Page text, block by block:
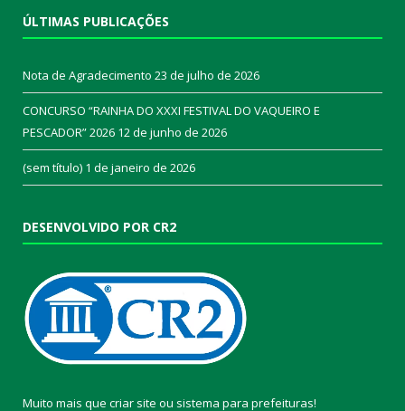
ÚLTIMAS PUBLICAÇÕES
Nota de Agradecimento 23 de julho de 2026
CONCURSO “RAINHA DO XXXI FESTIVAL DO VAQUEIRO E
PESCADOR” 2026 12 de junho de 2026
(sem título) 1 de janeiro de 2026
DESENVOLVIDO POR CR2
Muito mais que criar site ou sistema para prefeituras!